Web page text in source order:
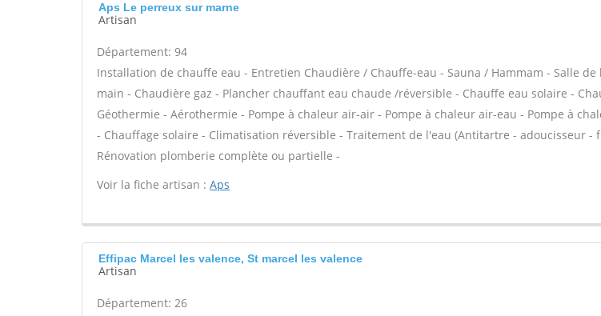
Aps Le perreux sur marne
Artisan
Département: 94
Installation de chauffe eau - Entretien Chaudière / Chauffe-eau - Sauna / Hammam - Salle de
main - Chaudière gaz - Plancher chauffant eau chaude /réversible - Chauffe eau solaire -
Géothermie - Aérothermie - Pompe à chaleur air-air - Pompe à chaleur air-eau - Pompe à
- Chauffage solaire - Climatisation réversible - Traitement de l'eau (Antitartre - adoucisseur -
Rénovation plomberie complète ou partielle -
Voir la fiche artisan : Aps
Effipac Marcel les valence, St marcel les valence
Artisan
Département: 26